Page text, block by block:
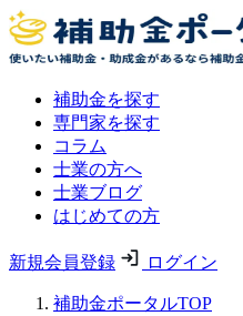
補助金を探す
専門家を探す
コラム
士業の方へ
士業ブログ
はじめての方
新規会員登録 ログイン
補助金ポータルTOP